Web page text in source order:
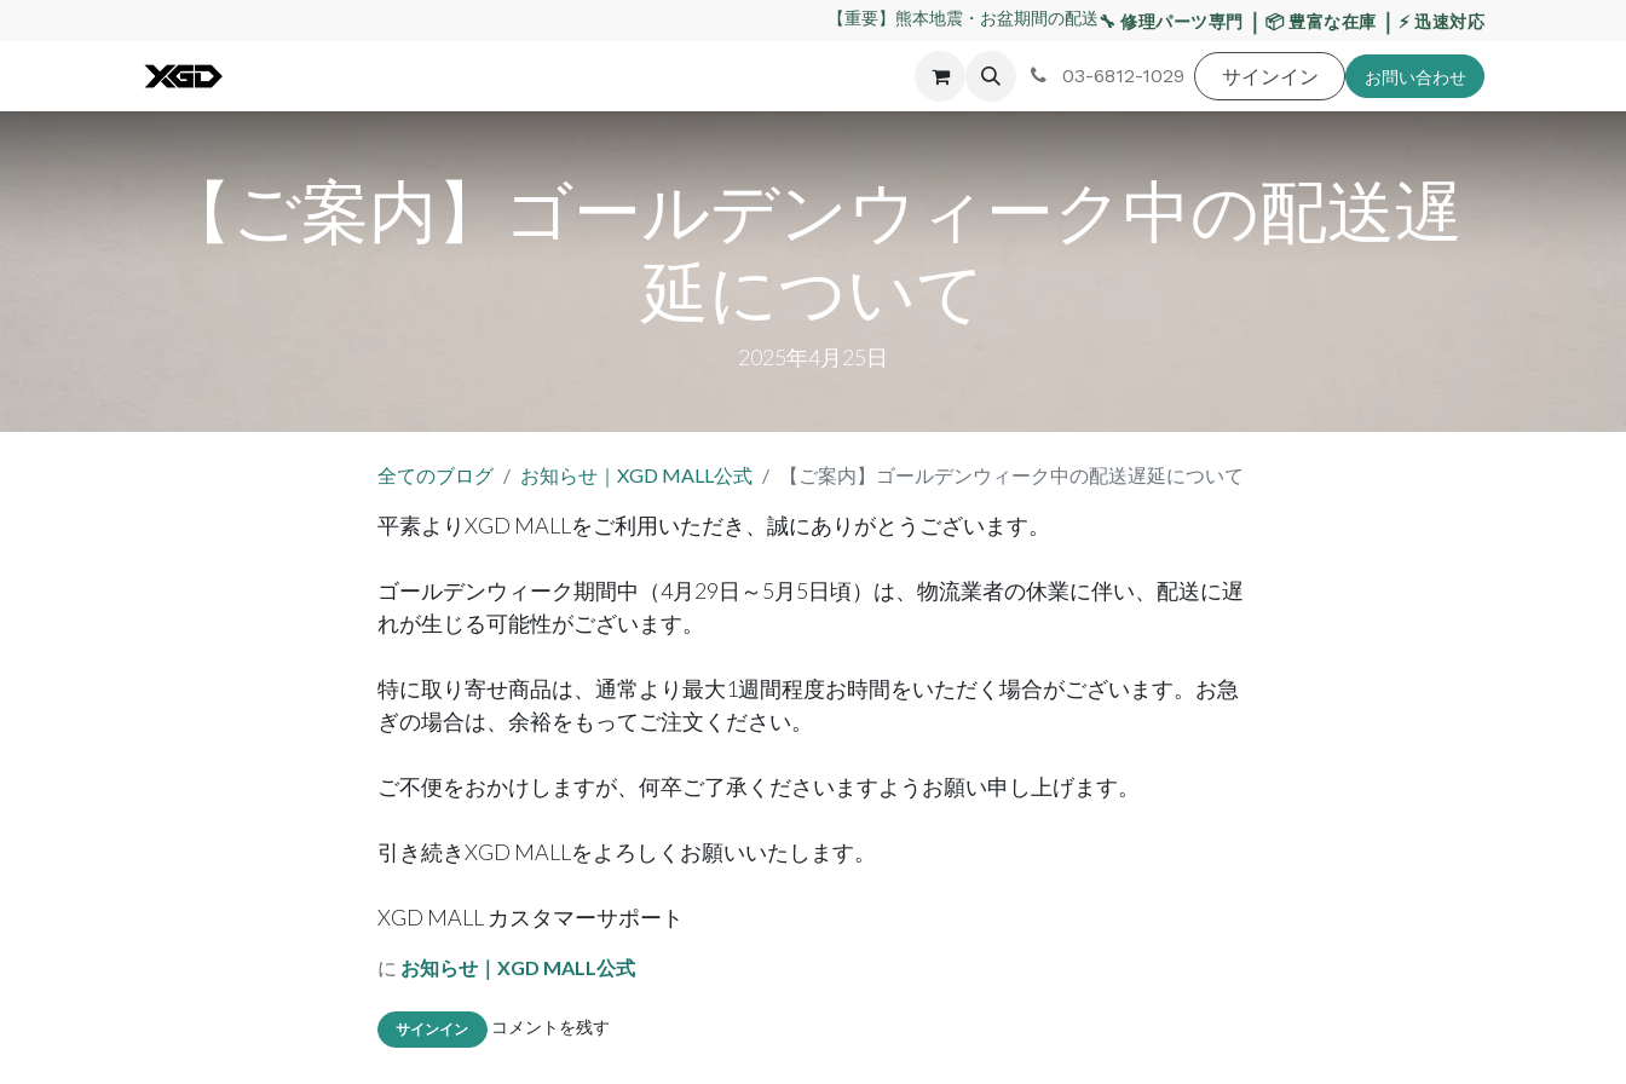
【重要】熊本地震・お盆期間の配送への影響について 【重要】平日の当日発送締切時間を
🔧 修理パーツ専門 ｜ 📦 豊富な在庫 ｜ ⚡ 迅速対応
不良交換規定 ゲーム機 バッテリー 工具・備品 特価品 ポイントに関して
03-6812-1029 サインイン お問い​合わせ
【ご案内】ゴールデンウィーク中の配送遅
延について
2025年4月25日
全てのブログ お知らせ｜XGD MALL公式 【ご案内】ゴールデンウィーク中の配送遅延について
平素よりXGD MALLをご利用いただき、誠にありがとうございます。
ゴールデンウィーク期間中（4月29日～5月5日頃）は、物流業者の休業に伴い、配送に遅
れが生じる可能性がございます。
特に取り寄せ商品は、通常より最大1週間程度お時間をいただく場合がございます。お急
ぎの場合は、余裕をもってご注文ください。
ご不便をおかけしますが、何卒ご了承くださいますようお願い申し上げます。
引き続きXGD MALLをよろしくお願いいたします。
XGD MALL カスタマーサポート
に お知らせ｜XGD MALL公式
サインイン コメントを残す